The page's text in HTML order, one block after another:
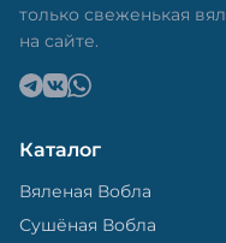
только свеженькая
на сайте.
Каталог
Вяленая Вобла
Сушёная Вобла